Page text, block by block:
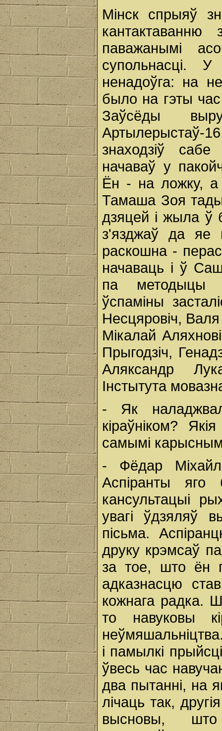
Мінск спрыяў
кантактаванню
паважанымі
супольнасці.
ненадоўга: на
было на гэты
Заўсёды
Артылерыстаў-
знаходзіў
начаваў у
Ён - на ложку,
Тамаша Зоя
дзяцей і жыла ў
з'язджаў да яе
раскошна -
начаваць і ў
па методыцы
ўспаміны
Несцяровіч,
Мікалай
Прыгодзіч,
Аляксандр
Інстытута
- Як
кіраўніком?
самымі
- Фёдар
Аспіранты
кансультацыі
увагі ўдзяляў
пісьма.
друку крэмсаў
за тое, што ён
адказнасцю
кожнага радка.
то навуковы
і памылкі
ўвесь час
два пытанні, на
лічаць так,
высновы,